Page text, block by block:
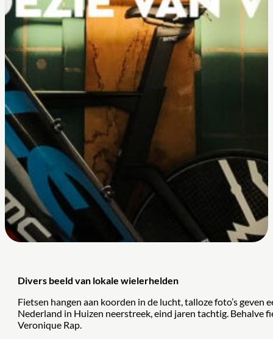
Divers beeld van lokale wielerhelden
Fietsen hangen aan koorden in de lucht, talloze foto’s
Nederland in Huizen neerstreek, eind jaren tachtig.
Veronique Rap.